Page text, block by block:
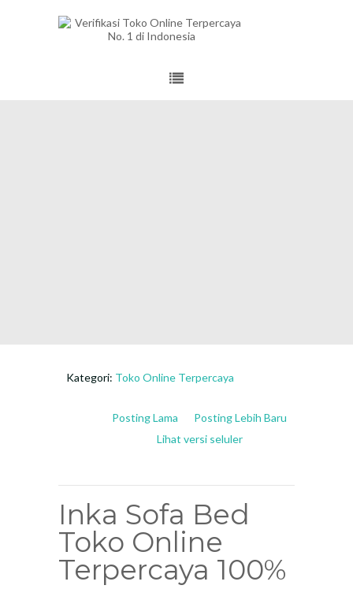
Kategori: Toko Online Terpercaya
Posting Lebih Baru
Posting Lama
Lihat versi seluler
Inka Sofa Bed
Toko Online
Terpercaya 100%